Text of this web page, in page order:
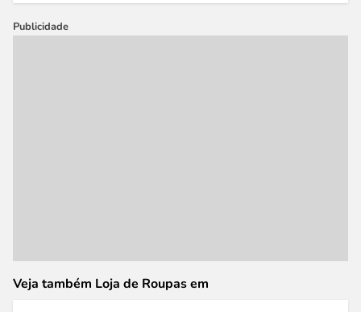
Publicidade
Veja também Loja de Roupas em